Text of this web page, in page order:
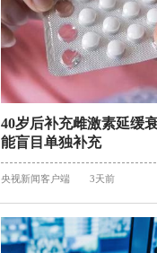
40岁后补充雌激素延缓
能盲目单独补充
央视新闻客户端 3天前